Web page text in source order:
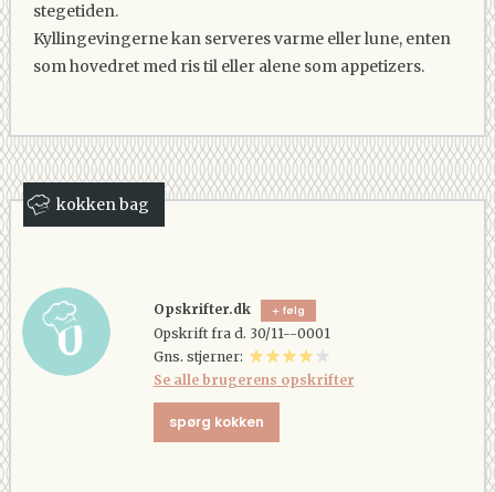
stegetiden.
Kyllingevingerne kan serveres varme eller lune, enten
som hovedret med ris til eller alene som appetizers.
kokken bag
Opskrifter.dk følg
Opskrift fra d. 30/11--0001
Gns. stjerner:
Se alle brugerens opskrifter
spørg kokken